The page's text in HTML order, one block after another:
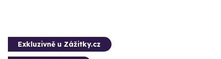
Exkluzivně u Zážitky.cz